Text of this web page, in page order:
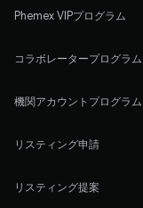
Phemex VIPプログラム
コラボレータープログラム
機関アカウントプログラム
リスティング申請
リスティング提案